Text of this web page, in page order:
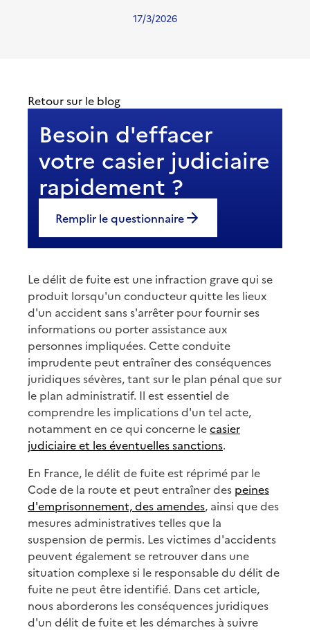
17/3/2026
Retour sur le blog
Besoin d'effacer
votre casier judiciaire
rapidement ?
Remplir le questionnaire
Le délit de fuite est une infraction grave qui se
produit lorsqu'un conducteur quitte les lieux
d'un accident sans s'arrêter pour fournir ses
informations ou porter assistance aux
personnes impliquées. Cette conduite
imprudente peut entraîner des conséquences
juridiques sévères, tant sur le plan pénal que sur
le plan administratif. Il est essentiel de
comprendre les implications d'un tel acte,
notamment en ce qui concerne lecasier
judiciaire et les éventuelles sanctions.
En France, le délit de fuite est réprimé par le
Code de la route et peut entraîner des peines
d'emprisonnement, des amendes, ainsi que des
mesures administratives telles que la
suspension de permis. Les victimes d'accidents
peuvent également se retrouver dans une
situation complexe si le responsable du délit de
fuite ne peut être identifié. Dans cet article,
nous aborderons les conséquences juridiques
d'un délit de fuite et les démarches à suivre